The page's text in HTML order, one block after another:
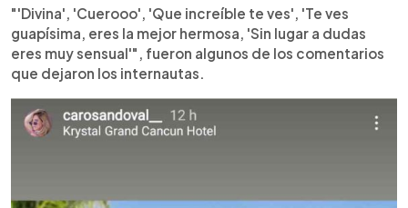
"'Divina', 'Cuerooo', 'Que increíble te ves', 'Te ves
guapísima, eres la mejor hermosa, 'Sin lugar a dudas
eres muy sensual'", fueron algunos de los comentarios
que dejaron los internautas.